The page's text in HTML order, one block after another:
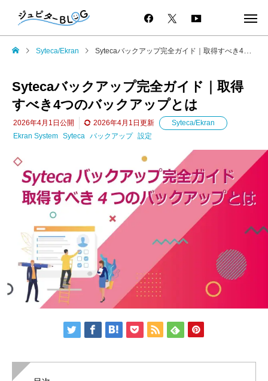
Syteca/Ekran Sytecaバックアップ完全ガイド｜取得すべき4つのバックアップとは
Sytecaバックアップ完全ガイド｜取得
すべき4つのバックアップとは
2026年4月1日 公開 2026年4月1日 更新
Syteca/Ekran
Ekran System Syteca バックアップ 設定